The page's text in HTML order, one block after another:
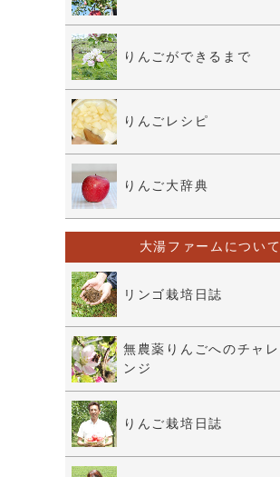
りんごができるまで
りんごレシピ
りんご大辞典
大湯ファームについて
リンゴ栽培日誌
無農薬りんごへのチャレ
ンジ
りんご栽培日誌